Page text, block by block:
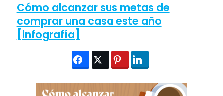
Cómo alcanzar sus metas de
comprar una casa este año
[infografía]